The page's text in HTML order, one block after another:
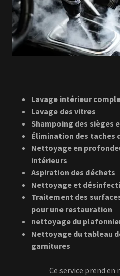
Lavage intérieur
Lavage des vitres
Shampoing des sièges
Élimination des taches
Nettoyage en
intérieurs
Aspiration des déchets
Nettoyage et
Traitement des
pour une restauration
nettoyage du
Nettoyage du tableau
garnitures
Ce service prend en